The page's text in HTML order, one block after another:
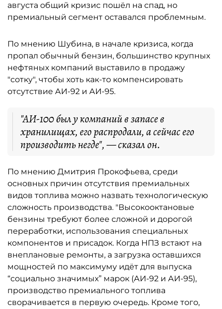
августа общий кризис пошёл на спад, но
премиальный сегмент оставался проблемным.
По мнению Шубина, в начале кризиса, когда
пропал обычный бензин, большинство крупных
нефтяных компаний выставило в продажу
"сотку", чтобы хоть как-то компенсировать
отсутствие АИ-92 и АИ-95.
"АИ-100 был у компаний в запасе в
хранилищах, его распродали, а сейчас его
производить негде", — сказал он.
По мнению Дмитрия Прокофьева, среди
основных причин отсутствия премиальных
видов топлива можно назвать технологическую
сложность производства. "Высокооктановые
бензины требуют более сложной и дорогой
переработки, использования специальных
компонентов и присадок. Когда НПЗ встают на
внеплановые ремонты, а загрузка оставшихся
мощностей по максимуму идёт для выпуска
“социально значимых” марок (АИ-92 и АИ-95),
производство премиального топлива
сворачивается в первую очередь. Кроме того,